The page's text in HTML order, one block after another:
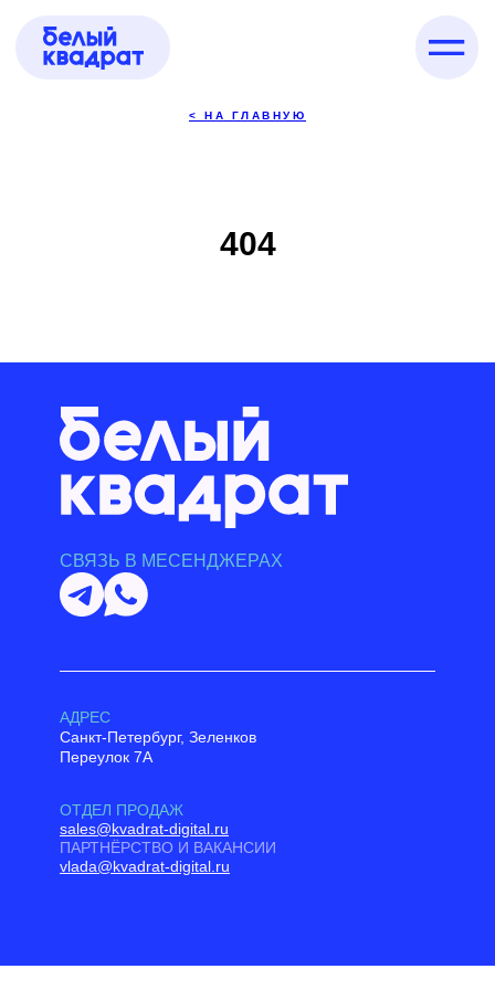
< НА ГЛАВНУЮ
404
СВЯЗЬ В МЕСЕНДЖЕРАХ
ОТДЕЛ ПРОДАЖ
sales@kvadrat-digital.ru
ПАРТНЁРСТВО И ВАКАНСИИ
vlada@kvadrat-digital.ru
АДРЕС
Санкт-Петербург, Зеленков
Переулок 7А